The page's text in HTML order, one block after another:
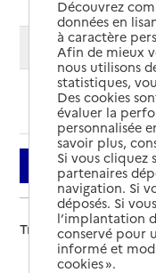
Modifier ma
Filtrer
Trier par :
Découvrez
données en
à caractère
Afin de mieux
nous utilisons
statistiques,
Des cookies
évaluer la
personnalisée
savoir plus,
Si vous cliquez
partenaires
navigation. Si
déposés. Si
l’implantation
conservé pour
informé et
cookies ».